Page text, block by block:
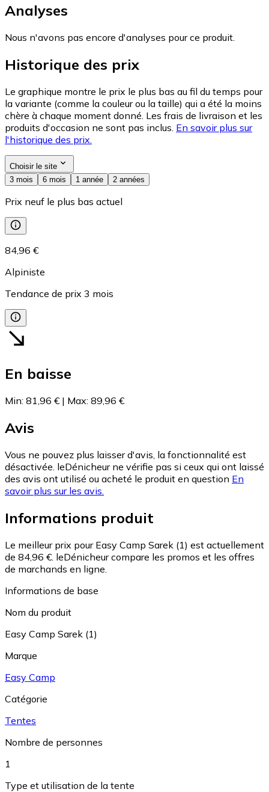
Analyses
Nous n'avons pas encore d'analyses pour ce produit.
Historique des prix
Le graphique montre le prix le plus bas au fil du temps pour
la variante (comme la couleur ou la taille) qui a été la moins
chère à chaque moment donné. Les frais de livraison et les
produits d'occasion ne sont pas inclus. En savoir plus sur
l'historique des prix.
Choisir le site
3 mois
6 mois 1 année 2 années
Prix neuf le plus bas actuel
84,96 €
Alpiniste
Tendance de prix 3 mois
En baisse
Min: 81,96 € | Max: 89,96 €
Avis
Vous ne pouvez plus laisser d'avis, la fonctionnalité est
désactivée. leDénicheur ne vérifie pas si ceux qui ont laissé
des avis ont utilisé ou acheté le produit en question En
savoir plus sur les avis.
Informations produit
Le meilleur prix pour Easy Camp Sarek (1) est actuellement
de 84,96 €. leDénicheur compare les promos et les offres
de marchands en ligne.
Informations de base
Nom du produit
Easy Camp Sarek (1)
Marque
Easy Camp
Catégorie
Tentes
Nombre de personnes
1
Type et utilisation de la tente